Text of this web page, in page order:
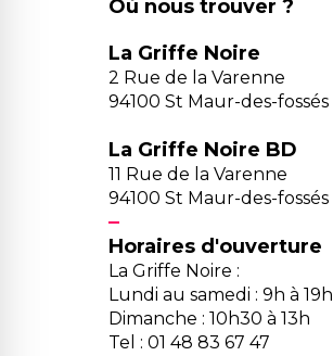
Où nous trouver ?
La Griffe Noire
2 Rue de la Varenne
94100 St Maur-des-fossés
La Griffe Noire BD
11 Rue de la Varenne
94100 St Maur-des-fossés
Horaires d'ouverture
La Griffe Noire :
Lundi au samedi : 9h à 19h
Dimanche : 10h30 à 13h
Tel : 01 48 83 67 47